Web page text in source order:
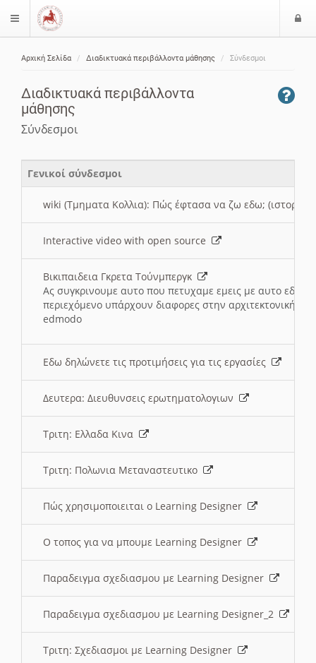
$langMenu
Αρχική Σελίδα Διαδικτυακά περιβάλλοντα μάθησης Σύνδεσμοι
Διαδικτυακά περιβάλλοντα
μάθησης
Σύνδεσμοι
Γενικοί σύνδεσμοι
wiki (Τμηματα Κολλια): Πώς έφτασα να ζω εδω; (ιστορια)
Interactive video with open source
Βικιπαιδεια Γκρετα Τούνμπεργκ
Ας συγκρινουμε αυτο που πετυχαμε εμεις με αυτο εδω
περιεχόμενο υπάρχουν διαφορες στην αρχιτεκτονική
edmodo
Εδω δηλώνετε τις προτιμήσεις για τις εργασίες
Δευτερα: Διευθυνσεις ερωτηματολογιων
Τριτη: Ελλαδα Κινα
Τριτη: Πολωνια Μεταναστευτικο
Πώς χρησιμοποιειται ο Learning Designer
O τοπος για να μπουμε Learning Designer
Παραδειγμα σχεδιασμου με Learning Designer
Παραδειγμα σχεδιασμου με Learning Designer_2
Τριτη: Σχεδιασμοι με Learning Designer